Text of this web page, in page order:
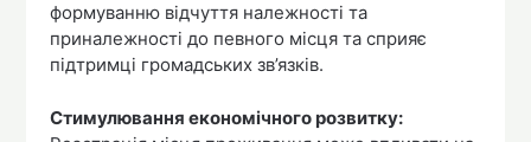
формуванню відчуття належності та
приналежності до певного місця та сприяє
підтримці громадських зв’язків.
Стимулювання економічного розвитку: